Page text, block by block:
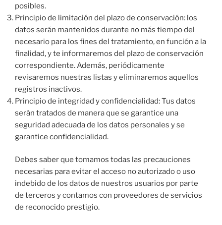
posibles.
Principio de limitación del plazo de conservación: los
datos serán mantenidos durante no más tiempo del
necesario para los fines del tratamiento, en función a la
finalidad, y te informaremos del plazo de conservación
correspondiente. Además, periódicamente
revisaremos nuestras listas y eliminaremos aquellos
registros inactivos.
Principio de integridad y confidencialidad: Tus datos
serán tratados de manera que se garantice una
seguridad adecuada de los datos personales y se
garantice confidencialidad.
Debes saber que tomamos todas las precauciones
necesarias para evitar el acceso no autorizado o uso
indebido de los datos de nuestros usuarios por parte
de terceros y contamos con proveedores de servicios
de reconocido prestigio.